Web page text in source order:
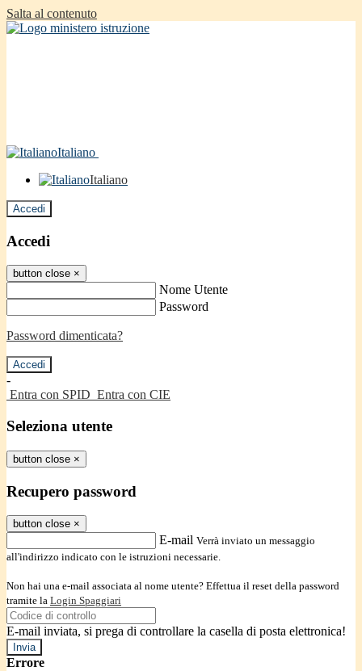
Salta al contenuto
Italiano
Italiano
Accedi
Accedi
button close ×
Nome Utente
Password
Password dimenticata?
-
Entra con SPID Entra con CIE
Seleziona utente
button close ×
Recupero password
button close ×
E-mail Verrà inviato un messaggio
all'indirizzo indicato con le istruzioni necessarie.
Non hai una e-mail associata al nome utente? Effettua il reset della password
tramite la Login Spaggiari
E-mail inviata, si prega di controllare la casella di posta elettronica!
Errore